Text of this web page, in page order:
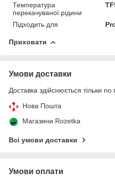
Температура
перекачуваної рідини
Підходить для
Приховати
Умови доставки
Доставка здійснюється тільки по
Нова Пошта
Магазини Rozetka
Всі умови доставки
Умови оплати